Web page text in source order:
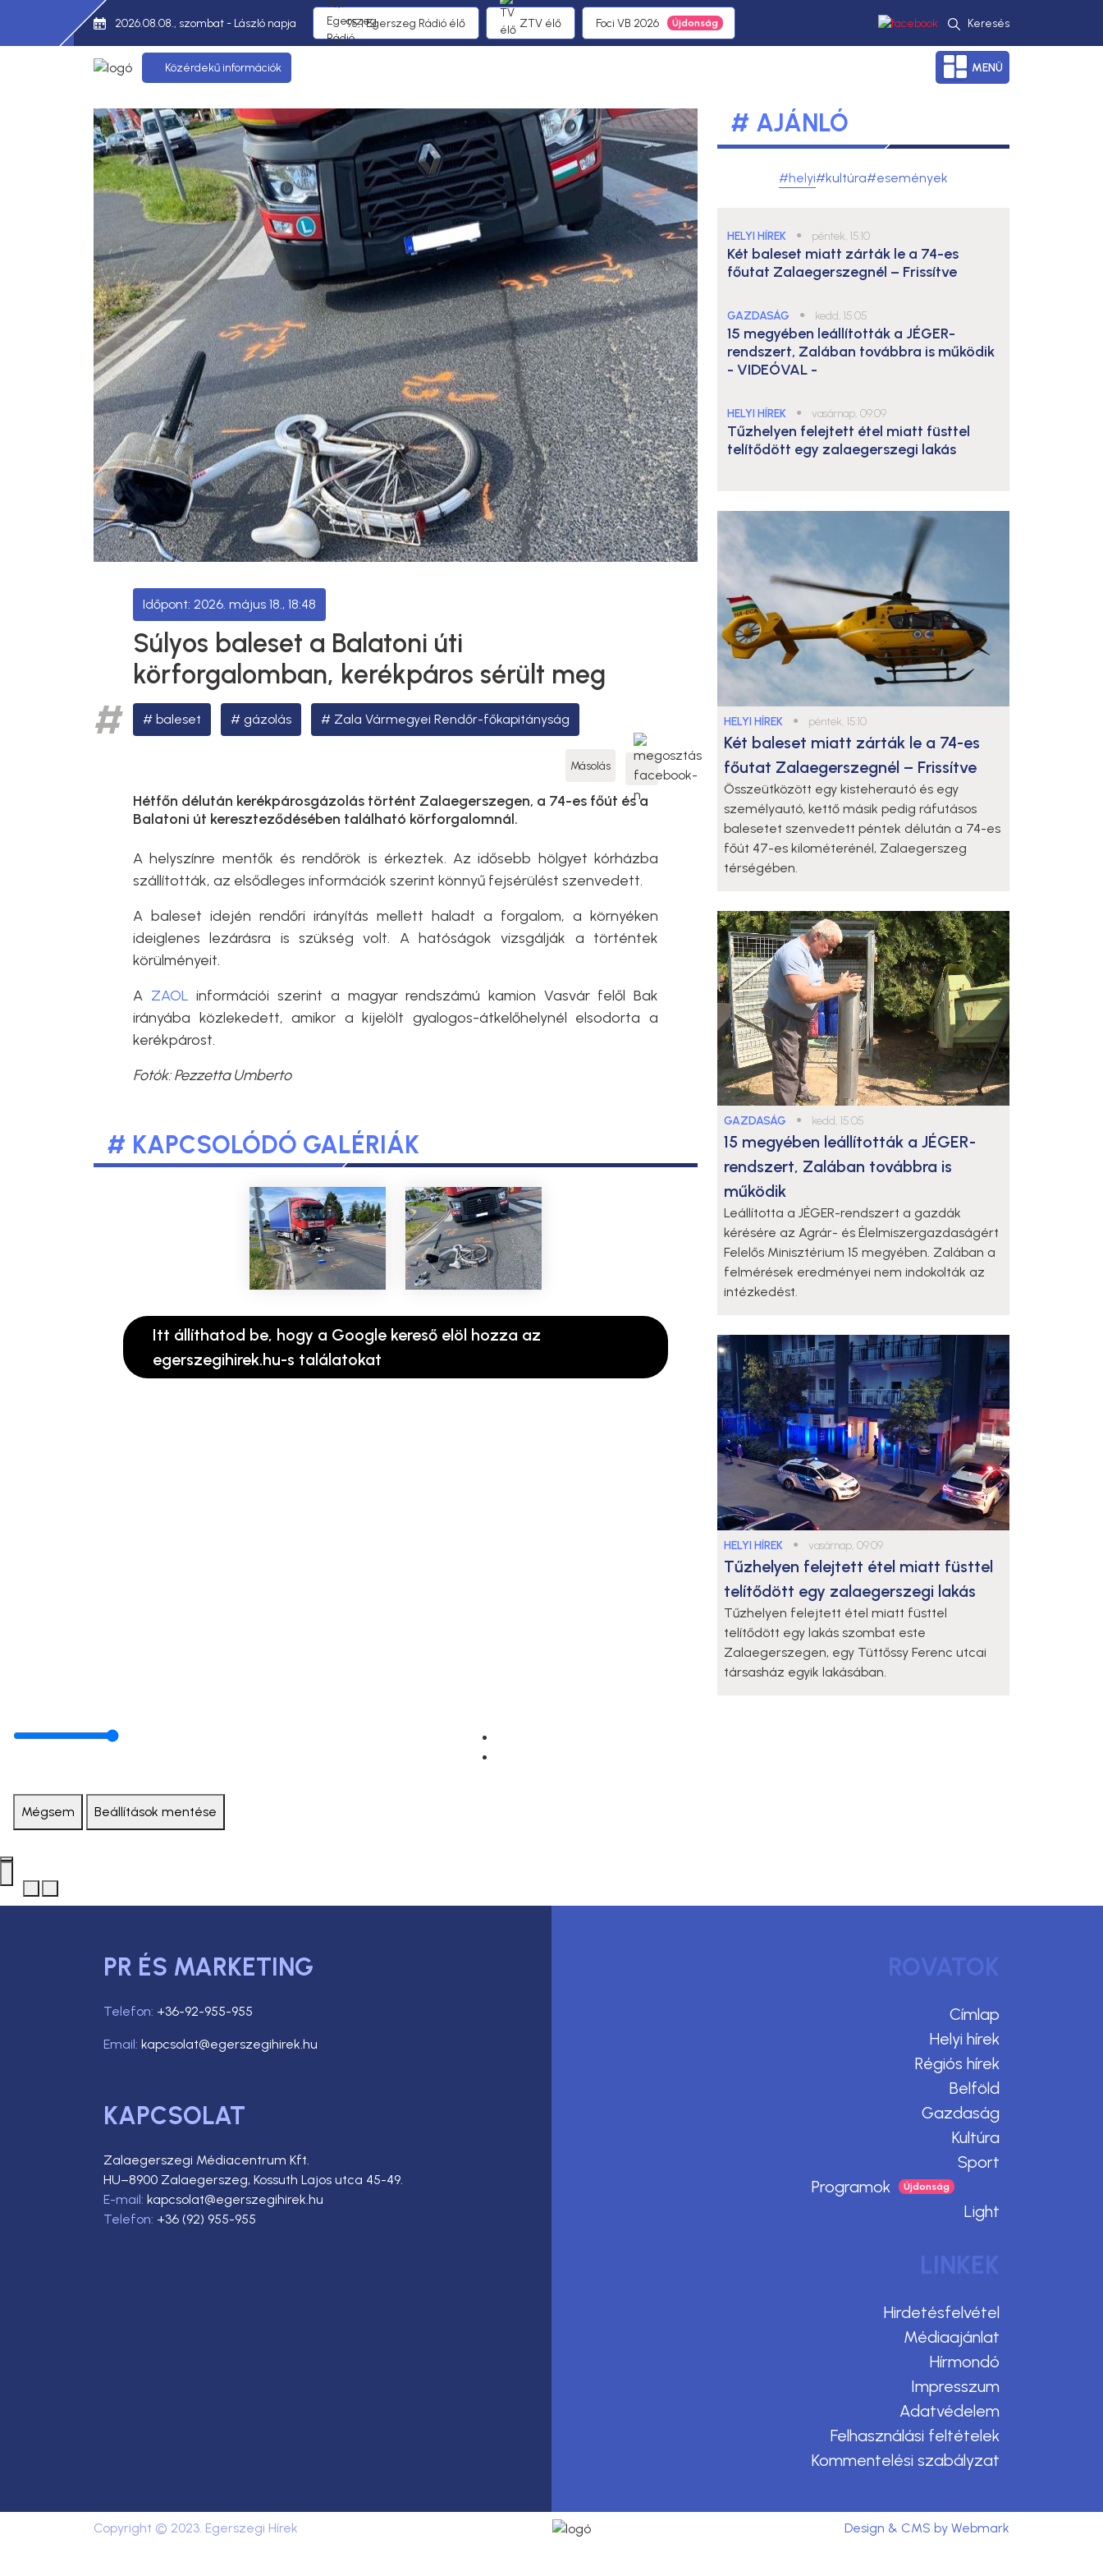
2026.08.08., szombat - László napja 95,1 Egerszeg Rádió élő ZTV élő Foci VB 2026 Keresés
Közérdekű információk MENÜ
2026. május 18., 18:48
Súlyos baleset a Balatoni úti
körforgalomban, kerékpáros sérült meg
baleset gázolás Zala Vármegyei Rendőr-főkapitányság
Másolás
Hétfőn délután kerékpárosgázolás történt Zalaegerszegen, a 74-es főút és a
Balatoni út kereszteződésében található körforgalomnál.
A helyszínre mentők és rendőrök is érkeztek. Az idősebb hölgyet kórházba
szállították, az elsődleges információk szerint könnyű fejsérülést szenvedett.
A baleset idején rendőri irányítás mellett haladt a forgalom, a környéken
ideiglenes lezárásra is szükség volt. A hatóságok vizsgálják a történtek
körülményeit.
A ZAOLinformációi szerint a magyar rendszámú kamion Vasvár felől Bak
irányába közlekedett, amikor a kijelölt gyalogos-átkelőhelynél elsodorta a
kerékpárost.
Fotók: Pezzetta Umberto
# KAPCSOLÓDÓ GALÉRIÁK
Itt állíthatod be, hogy a Google kereső elöl hozza az
egerszegihirek.hu-s találatokat
# AJÁNLÓ
#helyi#kultúra#események
HELYI HÍREK ● péntek, 15:10
Két baleset miatt zárták le a 74-es
főutat Zalaegerszegnél – Frissítve
GAZDASÁG ● kedd, 15:05
15 megyében leállították a JÉGER-
rendszert, Zalában továbbra is működik
- VIDEÓVAL -
HELYI HÍREK ● vasárnap, 09:09
Tűzhelyen felejtett étel miatt füsttel
telítődött egy zalaegerszegi lakás
HELYI HÍREK ● péntek, 15:10
Két baleset miatt zárták le a 74-es
főutat Zalaegerszegnél – Frissítve
Összeütközött egy kisteherautó és egy
személyautó, kettő másik pedig ráfutásos
balesetet szenvedett péntek délután a 74-es
főút 47-es kilométerénél, Zalaegerszeg
térségében.
GAZDASÁG ● kedd, 15:05
15 megyében leállították a JÉGER-
rendszert, Zalában továbbra is
működik
Leállította a JÉGER-rendszert a gazdák
kérésére az Agrár- és Élelmiszergazdaságért
Felelős Minisztérium 15 megyében. Zalában a
felmérések eredményei nem indokolták az
intézkedést.
HELYI HÍREK ● vasárnap, 09:09
Tűzhelyen felejtett étel miatt füsttel
telítődött egy zalaegerszegi lakás
Tűzhelyen felejtett étel miatt füsttel
telítődött egy lakás szombat este
Zalaegerszegen, egy Tüttőssy Ferenc utcai
társasház egyik lakásában.
Mégsem Beállítások mentése
PR ÉS MARKETING
Telefon: +36-92-955-955
Email: kapcsolat@egerszegihirek.hu
KAPCSOLAT
Zalaegerszegi Médiacentrum Kft.
HU–8900 Zalaegerszeg, Kossuth Lajos utca 45-49.
E-mail: kapcsolat@egerszegihirek.hu
Telefon: +36 (92) 955-955
ROVATOK
Címlap
Helyi hírek
Régiós hírek
Belföld
Gazdaság
Kultúra
Sport
Programok
Light
LINKEK
Hirdetésfelvétel
Médiaajánlat
Hírmondó
Impresszum
Adatvédelem
Felhasználási feltételek
Kommentelési szabályzat
Copyright © 2023. Egerszegi Hírek Design & CMS by Webmark